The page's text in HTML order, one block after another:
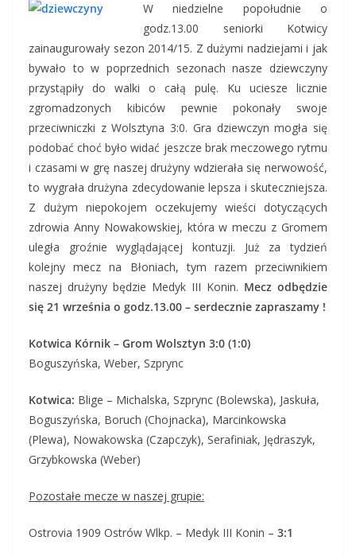
W niedzielne popołudnie o
godz.13.00 seniorki Kotwicy
zainaugurowały sezon 2014/15. Z dużymi nadziejami i jak
bywało to w poprzednich sezonach nasze dziewczyny
przystąpiły do walki o całą pulę. Ku uciesze licznie
zgromadzonych kibiców pewnie pokonały swoje
przeciwniczki z Wolsztyna 3:0. Gra dziewczyn mogła się
podobać choć było widać jeszcze brak meczowego rytmu
i czasami w grę naszej drużyny wdzierała się nerwowość,
to wygrała drużyna zdecydowanie lepsza i skuteczniejsza.
Z dużym niepokojem oczekujemy wieści dotyczących
zdrowia Anny Nowakowskiej, która w meczu z Gromem
uległa groźnie wyglądającej kontuzji. Już za tydzień
kolejny mecz na Błoniach, tym razem przeciwnikiem
naszej drużyny będzie Medyk III Konin. Mecz odbędzie
się 21 września o godz.13.00 – serdecznie zapraszamy !
Kotwica Kórnik – Grom Wolsztyn 3:0 (1:0)
Boguszyńska, Weber, Szprync
Kotwica: Blige – Michalska, Szprync (Bolewska), Jaskuła,
Boguszyńska, Boruch (Chojnacka), Marcinkowska
(Plewa), Nowakowska (Czapczyk), Serafiniak, Jędraszyk,
Grzybkowska (Weber)
Pozostałe mecze w naszej grupie:
Ostrovia 1909 Ostrów Wlkp. – Medyk III Konin – 3:1